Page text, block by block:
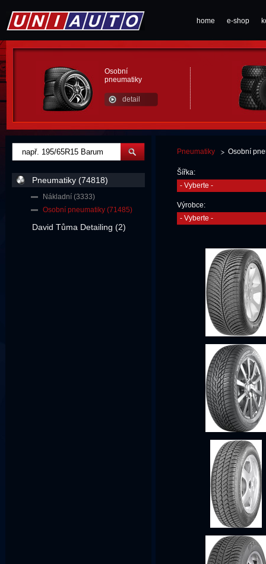
home e-shop
Osobní
pneumatiky
detail
Pneumatiky Osobní
Šířka:
- Vyberte -
Výrobce:
- Vyberte -
Pneumatiky (74818)
Nákladní (3333)
Osobní pneumatiky (71485)
David Tůma Detailing (2)